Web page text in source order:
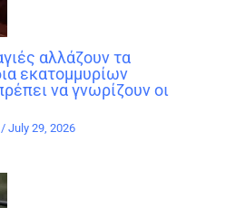
αλλάζουν τα
εκατομμυρίων
να γνωρίζουν οι
/July 29, 2026